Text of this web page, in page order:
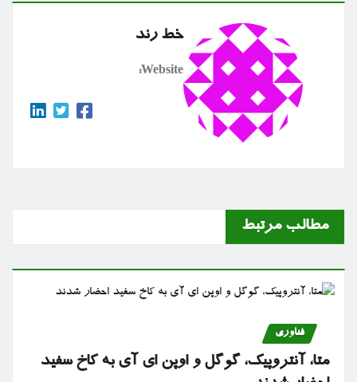
خط رند
Website:
مطالب مرتبط
فناوری
متا، آنتروپیک، گوگل و اوپن ای آی به کاخ سفید